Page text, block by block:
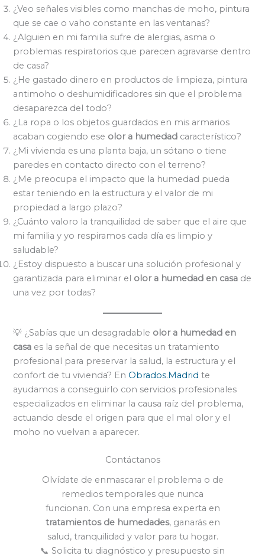
¿Veo señales visibles como manchas de moho, pintura
que se cae o vaho constante en las ventanas?
¿Alguien en mi familia sufre de alergias, asma o
problemas respiratorios que parecen agravarse dentro
de casa?
¿He gastado dinero en productos de limpieza, pintura
antimoho o deshumidificadores sin que el problema
desaparezca del todo?
¿La ropa o los objetos guardados en mis armarios
acaban cogiendo ese olor a humedad característico?
¿Mi vivienda es una planta baja, un sótano o tiene
paredes en contacto directo con el terreno?
¿Me preocupa el impacto que la humedad pueda
estar teniendo en la estructura y el valor de mi
propiedad a largo plazo?
¿Cuánto valoro la tranquilidad de saber que el aire que
mi familia y yo respiramos cada día es limpio y
saludable?
¿Estoy dispuesto a buscar una solución profesional y
garantizada para eliminar el olor a humedad en casa de
una vez por todas?
💡 ¿Sabías que un desagradable olor a humedad en
casa es la señal de que necesitas un tratamiento
profesional para preservar la salud, la estructura y el
confort de tu vivienda? En Obrados.Madrid te
ayudamos a conseguirlo con servicios profesionales
especializados en eliminar la causa raíz del problema,
actuando desde el origen para que el mal olor y el
moho no vuelvan a aparecer.
Contáctanos
Olvídate de enmascarar el problema o de
remedios temporales que nunca
funcionan. Con una empresa experta en
tratamientos de humedades, ganarás en
salud, tranquilidad y valor para tu hogar.
📞 Solicita tu diagnóstico y presupuesto sin